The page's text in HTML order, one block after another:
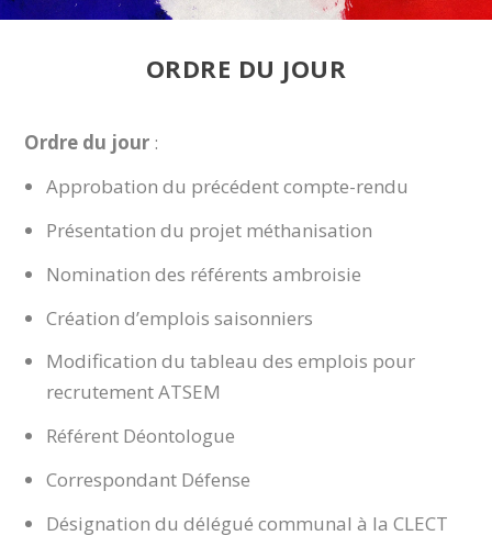
ORDRE DU JOUR
Ordre du jour :
Approbation du précédent compte-rendu
Présentation du projet méthanisation
Nomination des référents ambroisie
Création d’emplois saisonniers
Modification du tableau des emplois pour
recrutement ATSEM
Référent Déontologue
Correspondant Défense
Désignation du délégué communal à la CLECT